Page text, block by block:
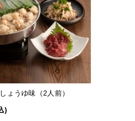
ょうゆ味（2人前）
)